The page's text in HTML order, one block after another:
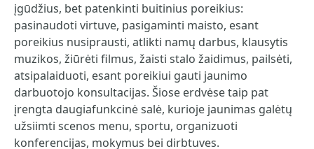
įgūdžius, bet patenkinti buitinius poreikius:
pasinaudoti virtuve, pasigaminti maisto, esant
poreikius nusiprausti, atlikti namų darbus, klausytis
muzikos, žiūrėti filmus, žaisti stalo žaidimus, pailsėti,
atsipalaiduoti, esant poreikiui gauti jaunimo
darbuotojo konsultacijas. Šiose erdvėse taip pat
įrengta daugiafunkcinė salė, kurioje jaunimas galėtų
užsiimti scenos menu, sportu, organizuoti
konferencijas, mokymus bei dirbtuves.